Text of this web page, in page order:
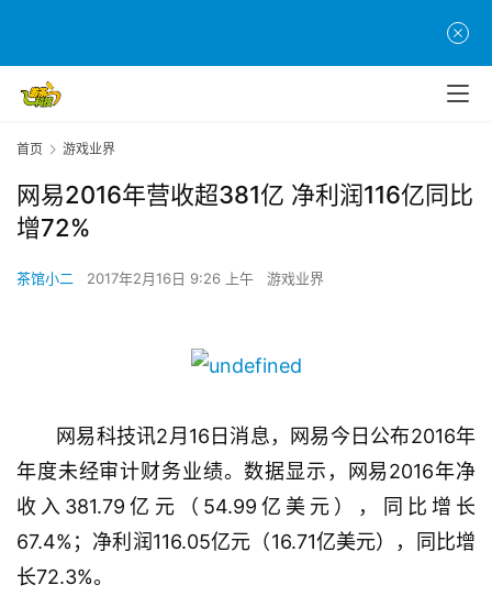
首页 游戏业界
网易2016年营收超381亿 净利润116亿同比
增72%
茶馆小二 2017年2月16日 9:26 上午 游戏业界
网易科技讯2月16日消息，网易今日公布2016年
年度未经审计财务业绩。数据显示，网易2016年净
收入381.79亿元（54.99亿美元），同比增长
67.4%；净利润116.05亿元（16.71亿美元），同比增
长72.3%。